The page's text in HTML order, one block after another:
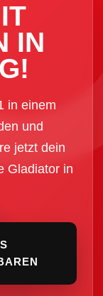
IN
in einem
und
jetzt dein
Gladiator in